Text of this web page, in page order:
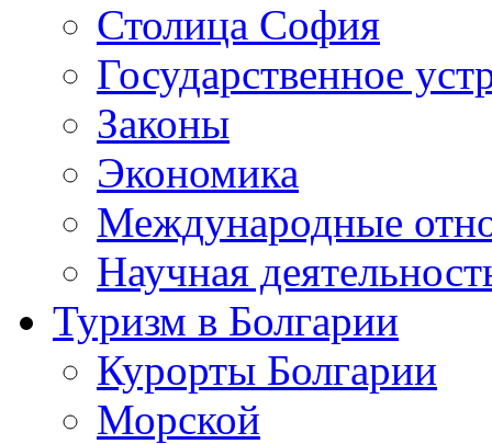
Столица София
Государственное
Законы
Экономика
Международные
Научная
Туризм в Болгарии
Курорты Болгарии
Морской